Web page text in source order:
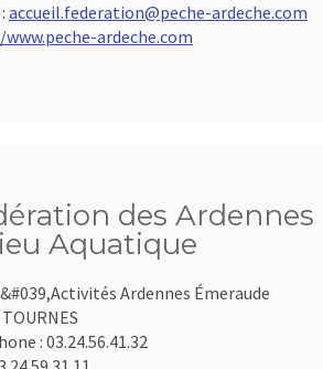
accueil.federation@peche-ardeche.com
ardeche.com
des
Aquatique
Ardennes Émeraude
: 03.24.56.41.32